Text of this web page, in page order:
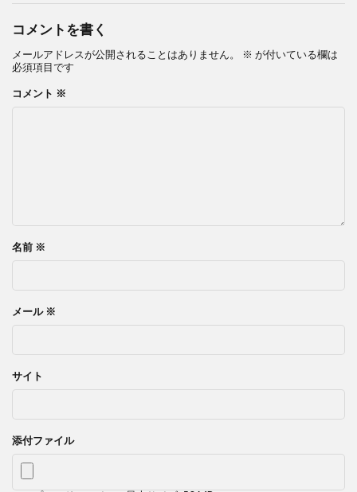
コメントを書く
メールアドレスが公開されることはありません。 ※ が付いている欄は
必須項目です
コメント ※
名前 ※
メール ※
サイト
添付ファイル